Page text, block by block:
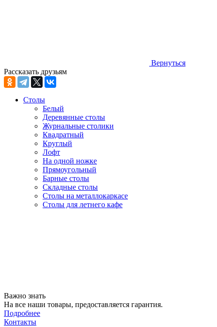
Вернуться
Рассказать друзьям
Столы
Белый
Деревянные столы
Журнальные столики
Квадратный
Круглый
Лофт
На одной ножке
Прямоугольный
Барные столы
Складные столы
Столы на металлокаркасе
Столы для летнего кафе
Важно знать
На все наши товары, предоставляется гарантия.
Подробнее
Контакты